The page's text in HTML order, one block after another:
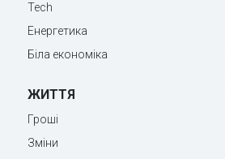
Tech
Енергетика
Біла економіка
ЖИТТЯ
Гроші
Зміни